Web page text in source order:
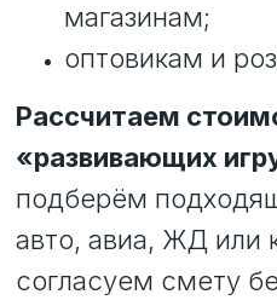
магазинам;
оптовикам и
Рассчитаем
«развивающих
подберём
авто, авиа, ЖД или
согласуем смету